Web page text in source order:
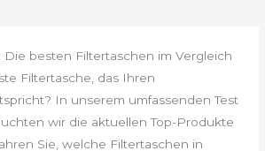
Die besten Filtertaschen im Vergleich
Filtertasche, das Ihren
In unserem umfassenden Test
wir die aktuellen Top-Produkte
Sie, welche Filtertaschen in